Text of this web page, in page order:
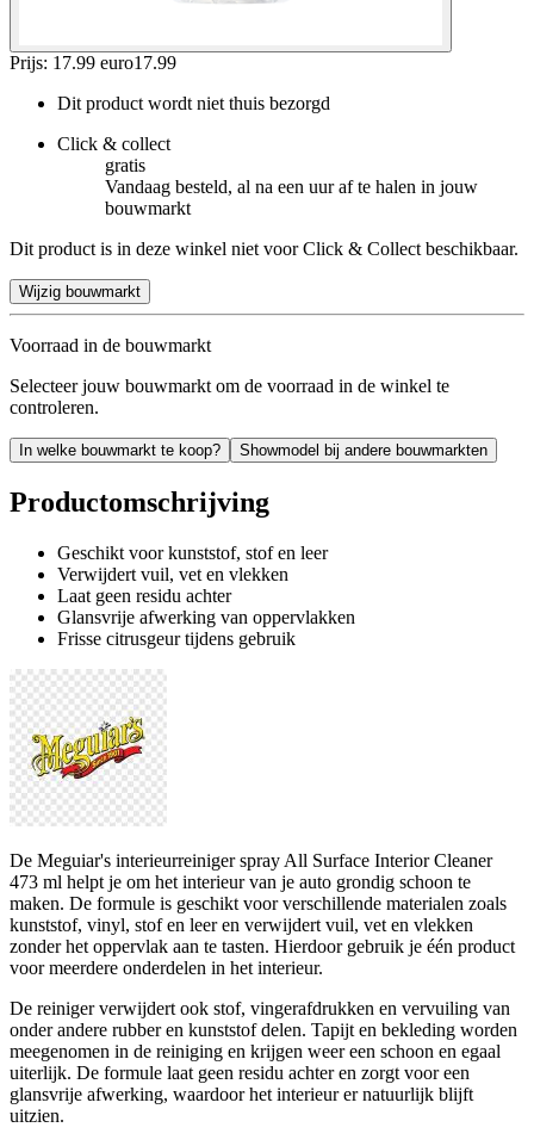
Prijs: 17.99 euro17.99
Dit product wordt niet thuis bezorgd
Click & collect
gratis
Vandaag besteld, al na een uur af te halen in jouw
bouwmarkt
Dit product is in deze winkel niet voor Click & Collect beschikbaar.
Wijzig bouwmarkt
Voorraad in de bouwmarkt
Selecteer jouw bouwmarkt om de voorraad in de winkel te
controleren.
In welke bouwmarkt te koop? Showmodel bij andere bouwmarkten
Productomschrijving
Geschikt voor kunststof, stof en leer
Verwijdert vuil, vet en vlekken
Laat geen residu achter
Glansvrije afwerking van oppervlakken
Frisse citrusgeur tijdens gebruik
De Meguiar's interieurreiniger spray All Surface Interior Cleaner
473 ml helpt je om het interieur van je auto grondig schoon te
maken. De formule is geschikt voor verschillende materialen zoals
kunststof, vinyl, stof en leer en verwijdert vuil, vet en vlekken
zonder het oppervlak aan te tasten. Hierdoor gebruik je één product
voor meerdere onderdelen in het interieur.
De reiniger verwijdert ook stof, vingerafdrukken en vervuiling van
onder andere rubber en kunststof delen. Tapijt en bekleding worden
meegenomen in de reiniging en krijgen weer een schoon en egaal
uiterlijk. De formule laat geen residu achter en zorgt voor een
glansvrije afwerking, waardoor het interieur er natuurlijk blijft
uitzien.